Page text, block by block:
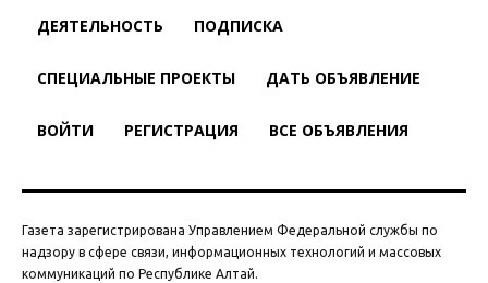
ДЕЯТЕЛЬНОСТЬ ПОДПИСКА
СПЕЦИАЛЬНЫЕ ПРОЕКТЫ ДАТЬ ОБЪЯВЛЕНИЕ
ВОЙТИ РЕГИСТРАЦИЯ ВСЕ ОБЪЯВЛЕНИЯ
Газета зарегистрирована Управлением Федеральной службы по
надзору в сфере связи, информационных технологий и массовых
коммуникаций по Республике Алтай.